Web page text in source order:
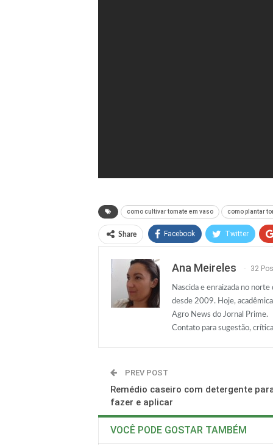
como cultivar tomate em vaso como plantar
Share Facebook Twitter
Ana Meireles 32
Nascida e enraizada no
desde 2009. Hoje,
Agro News do Jornal Prime.
Contato para sugestão,
PREV POST
Remédio caseiro com detergente
fazer e aplicar
VOCÊ PODE GOSTAR TAMBÉM